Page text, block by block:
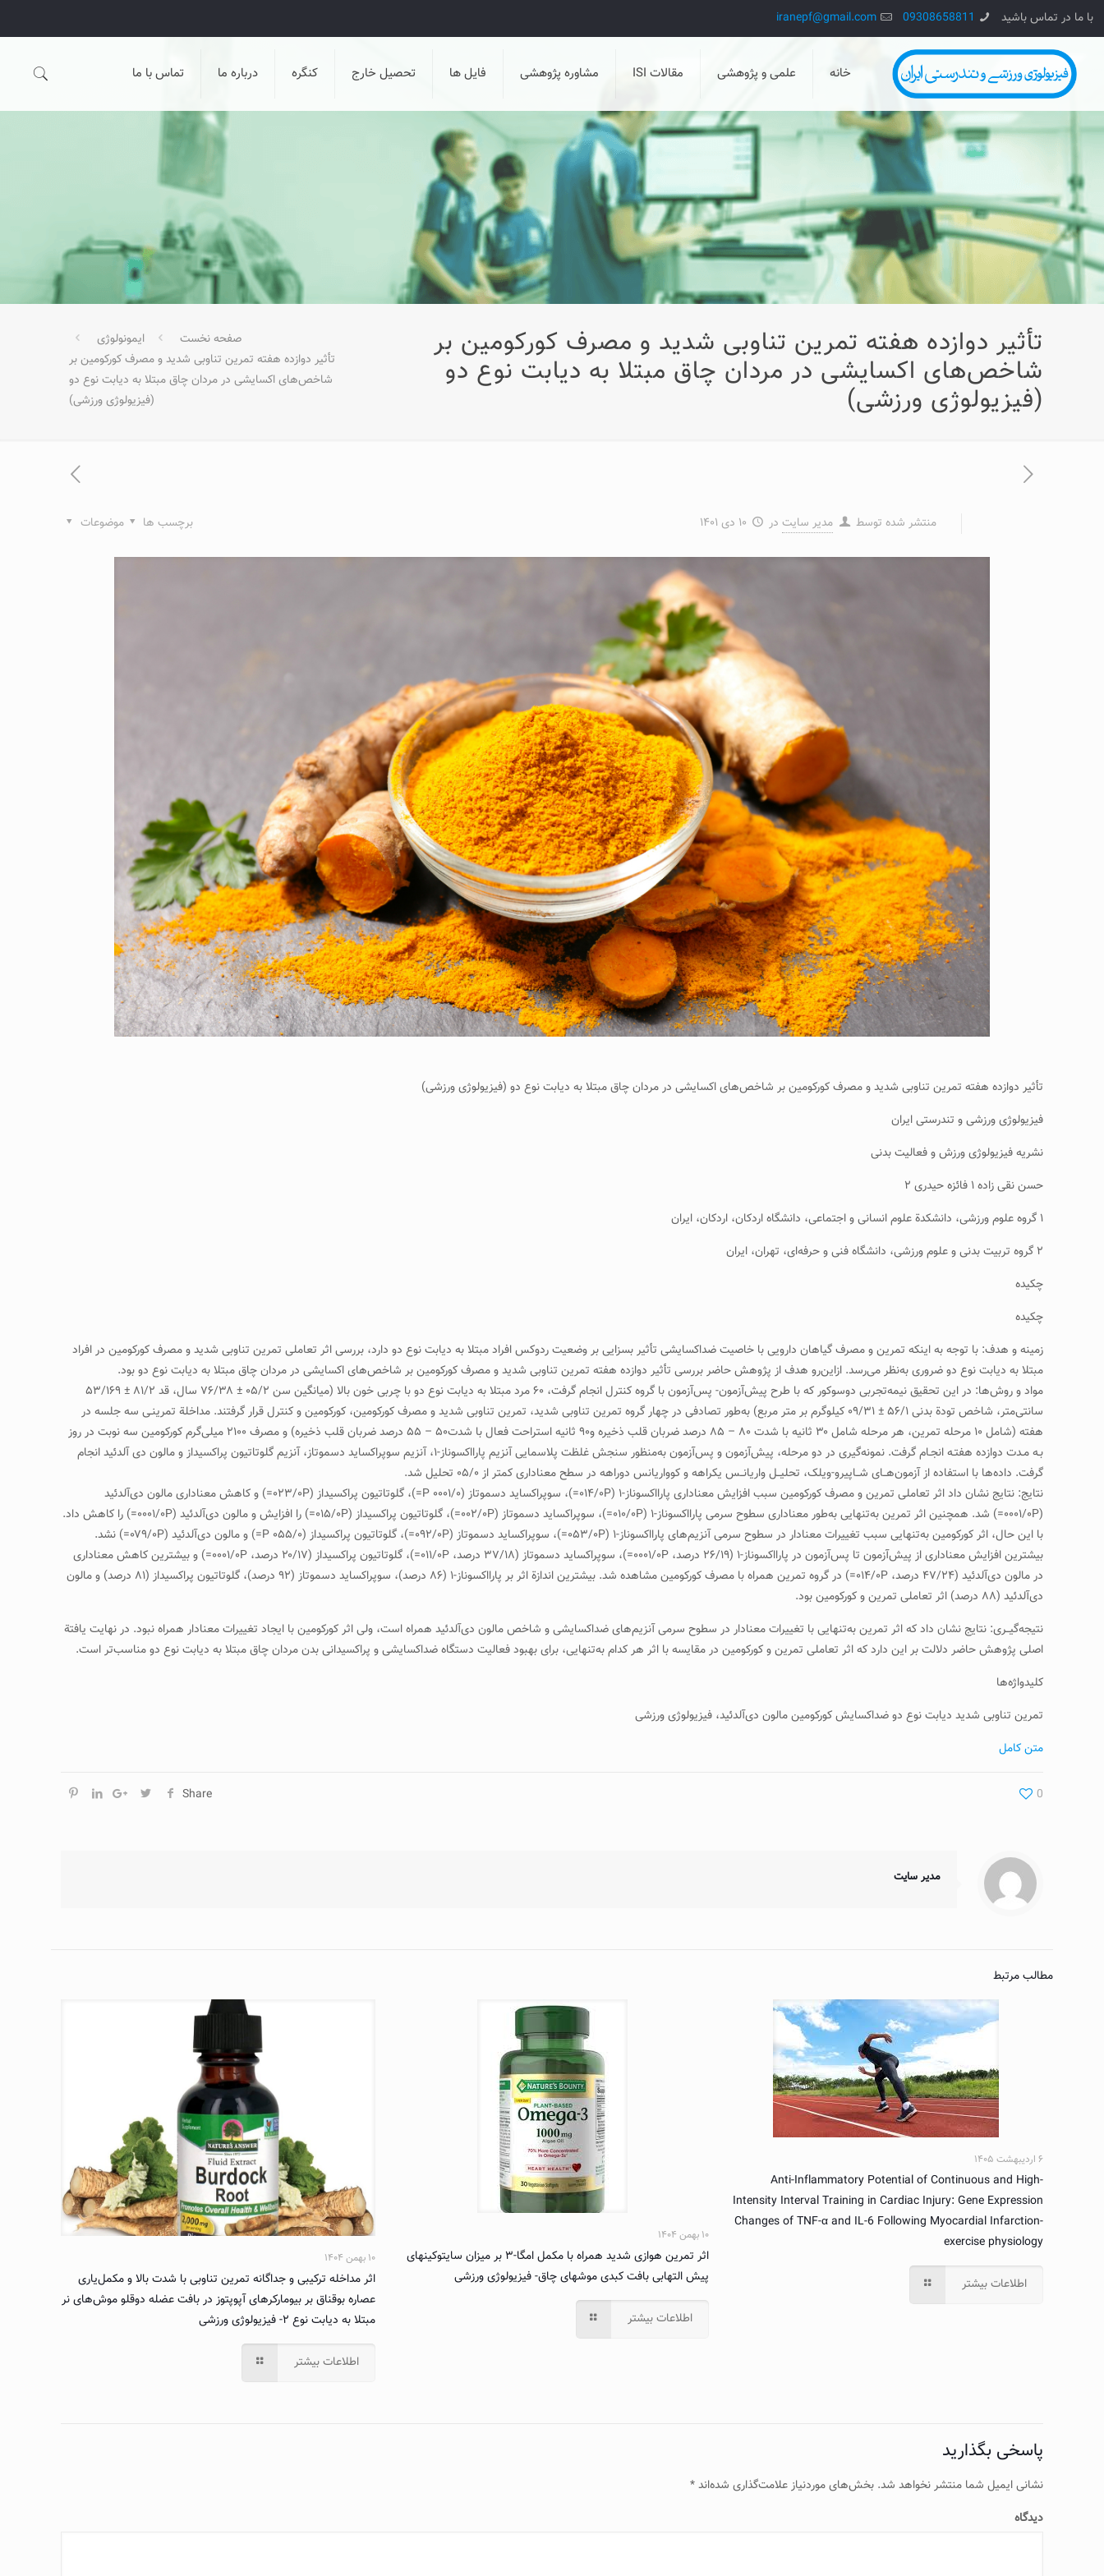
با ما در تماس باشید 09308658811
iranepf@gmail.com
خانه علمی و پژوهشی مقالات ISI مشاوره پژوهشی فایل ها تحصیل خارج کنگره درباره ما تماس با ما
تأثیر دوازده هفته تمرین تناوبی شدید و مصرف کورکومین بر
شاخص‌های اکسایشی در مردان چاق مبتلا به دیابت نوع دو
(فیزیولوژی ورزشی)
صفحه نخست
ایمونولوژی
تأثیر دوازده هفته تمرین تناوبی شدید و مصرف کورکومین بر
شاخص‌های اکسایشی در مردان چاق مبتلا به دیابت نوع دو
(فیزیولوژی ورزشی)
منتشر شده توسط مدیر سایت در ۱۰ دی ۱۴۰۱ موضوعات برچسب ها
تأثیر دوازده هفته تمرین تناوبی شدید و مصرف کورکومین بر شاخص‌های اکسایشی در مردان چاق مبتلا به دیابت نوع دو (فیزیولوژی ورزشی)
فیزیولوژی ورزشی و تندرستی ایران
نشریه فیزیولوژی ورزش و فعالیت بدنی
حسن نقی زاده ۱ فائزه حیدری ۲
۱ گروه علوم ورزشی، دانشکدة علوم انسانی و اجتماعی، دانشگاه اردکان، اردکان، ایران
۲ گروه تربیت بدنی و علوم ورزشی، دانشگاه فنی و حرفه‌ای، تهران، ایران
چکیده
چکیده
زمینه و هدف: با توجه به اینکه تمرین و مصرف گیاهان دارویی با خاصیت ضداکسایشی تأثیر بسزایی بر وضعیت ردوکس افراد مبتلا به دیابت نوع دو دارد، بررسی اثر تعاملی تمرین تناوبی شدید و مصرف کورکومین در افراد
مبتلا به دیابت نوع دو ضروری به‌نظر می‌رسد. ازاین‌رو هدف از پژوهش حاضر بررسی تأثیر دوازده هفته تمرین تناوبی شدید و مصرف کورکومین بر شاخص‌های اکسایشی در مردان چاق مبتلا به دیابت نوع دو بود.
مواد و روش‌ها: در این تحقیق نیمه‌تجربی دوسوکور که با طرح پیش‌آزمون- پس‌آزمون با گروه کنترل انجام گرفت، ۶۰ مرد مبتلا به دیابت نوع دو با چربی خون بالا (میانگین سن ۰۵/۲ ± ۷۶/۳۸ سال، قد ۸۱/۲ ± ۵۳/۱۶۹
سانتی‌متر، شاخص تودة بدنی ۵۶/۱ ± ۰۹/۳۱ کیلوگرم بر متر مربع) به‌طور تصادفی در چهار گروه تمرین تناوبی شدید، تمرین تناوبی شدید و مصرف کورکومین، کورکومین و کنترل قرار گرفتند. مداخلة تمرینـی سه جلسه در
هفته (شامل ۱۰ مرحله تمرین، هر مرحله شامل ۳۰ ثانیه با شدت ۸۰ – ۸۵ درصد ضربان قلب ذخیره و۹۰ ثانیه استراحت فعال با شدت۵۰ – ۵۵ درصد ضربان قلب ذخیره) و مصرف ۲۱۰۰ میلی‌گرم کورکومین سه نوبت در روز
بـه مـدت دوازده هفتـه انجـام گرفت. نمونه‌گیری در دو مرحله، پیش‌آزمون و پس‌آزمون به‌منظور سنجش غلظت پلاسمایی آنزیم پارااکسوناز-۱، آنزیم سوپراکساید دسموتاز، آنزیم گلوتاتیون پراکسیداز و مالون دی آلدئید انجام
گرفت. داده‌ها با استفاده از آزمون‌هــای شــاپیرو-ویلک، تحلیــل واریانــس یکراهه و کوواریانس دوراهه در سطح معناداری کمتر از ۰۵/۰ تحلیل شد.
نتایج: نتایج نشان داد اثر تعاملی تمرین و مصرف کورکومین سبب افزایش معناداری پارااکسوناز-۱ (۰۱۴/۰P=)، سوپراکساید دسموتاز (۰۰۰۱/۰ P=)، گلوتاتیون پراکسیداز (۰۲۳/۰P=) و کاهش معناداری مالون دی‌آلدئید
(۰۰۰۱/۰P=) شد. همچنین اثر تمرین به‌تنهایی به‌طور معناداری سطوح سرمی پارااکسوناز-۱ (۰۱۰/۰P=)، سوپراکساید دسموتاز (۰۰۲/۰P=)، گلوتاتیون پراکسیداز (۰۱۵/۰P=) را افزایش و مالون دی‌آلدئید (۰۰۰۱/۰P=) را کاهش داد.
با این حال، اثر کورکومین به‌تنهایی سبب تغییرات معنادار در سطوح سرمی آنزیم‌های پارااکسوناز-۱ (۰۵۳/۰P=)، سوپراکساید دسموتاز (۰۹۲/۰P=)، گلوتاتیون پراکسیداز (۰۵۵/۰ P=) و مالون دی‌آلدئید (۰۷۹/۰P=) نشد.
بیشترین افزایش معناداری از پیش‌آزمون تا پس‌آزمون در پارااکسوناز-۱ (۲۶/۱۹ درصد، ۰۰۰۱/۰P=)، سوپراکساید دسموتاز (۳۷/۱۸ درصد، ۰۱۱/۰P=)، گلوتاتیون پراکسیداز (۲۰/۱۷ درصد، ۰۰۰۱/۰P=) و بیشترین کاهش معناداری
در مالون دی‌آلدئید (۴۷/۲۴ درصد، ۰۱۴/۰P=) در گروه تمرین همراه با مصرف کورکومین مشاهده شد. بیشترین اندازة اثر بر پارااکسوناز-۱ (۸۶ درصد)، سوپراکساید دسموتاز (۹۲ درصد)، گلوتاتیون پراکسیداز (۸۱ درصد) و مالون
دی‌آلدئید (۸۸ درصد) اثر تعاملی تمرین و کورکومین بود.
نتیجه‌گیــری: نتایج نشان داد که اثر تمرین به‌تنهایی با تغییرات معنادار در سطوح سرمی آنزیم‌های ضداکسایشی و شاخص مالون دی‌آلدئید همراه است، ولی اثر کورکومین با ایجاد تغییرات معنادار همراه نبود. در نهایت یافتة
اصلی پژوهش حاضر دلالت بر این دارد که اثر تعاملی تمرین و کورکومین در مقایسه با اثر هر کدام به‌تنهایی، برای بهبود فعالیت دستگاه ضداکسایشی و پراکسیدانی بدن مردان چاق مبتلا به دیابت نوع دو مناسب‌تر است.
کلیدواژه‌ها
تمرین تناوبی شدید دیابت نوع دو ضداکسایش کورکومین مالون دی‌آلدئید، فیزیولوژی ورزشی
متن کامل
Share 0
مدیر سایت
مطالب مرتبط
۶ اردیبهشت ۱۴۰۵
Anti-Inflammatory Potential of Continuous and High-
Intensity Interval Training in Cardiac Injury: Gene Expression
Changes of TNF-α and IL-6 Following Myocardial Infarction-
exercise physiology
اطلاعات بیشتر
۱۰ بهمن ۱۴۰۴
اثر تمرین هوازی شدید همراه با مکمل امگا-۳ بر میزان سایتوکینهای
پیش التهابی بافت کبدی موشهای چاق- فیزیولوژی ورزشی
اطلاعات بیشتر
۱۰ بهمن ۱۴۰۴
اثر مداخله ترکیبی و جداگانه تمرین تناوبی با شدت بالا و مکمل‌یاری
عصاره بوقناق بر بیومارکرهای آپوپتوز در بافت عضله دوقلو موش‌های نر
مبتلا به دیابت نوع ۲- فیزیولوژی ورزشی
اطلاعات بیشتر
پاسخی بگذارید
نشانی ایمیل شما منتشر نخواهد شد. بخش‌های موردنیاز علامت‌گذاری شده‌اند*
دیدگاه